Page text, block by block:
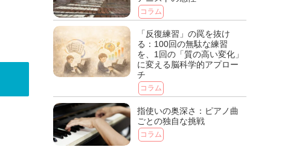
コラム
「反復練習」の罠を抜け
る：100回の無駄な練習
を、1回の「質の高い変化」
に変える脳科学的アプロー
チ
コラム
指使いの奥深さ：ピアノ曲
ごとの独自な挑戦
コラム